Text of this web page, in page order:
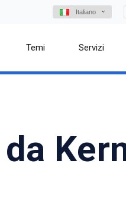
Italiano
Temi Servizi